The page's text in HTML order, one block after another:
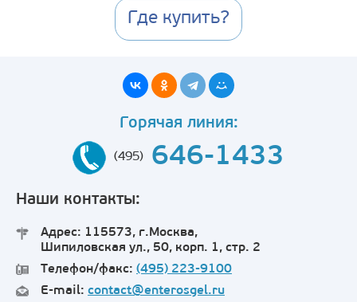
Где купить?
Горячая линия:
(495) 646-1433
Наши контакты:
Адрес: 115573, г.Москва,
Шипиловская ул., 50, корп. 1, стр. 2
Телефон/факс: (495) 223-9100
E-mail: contact@enterosgel.ru